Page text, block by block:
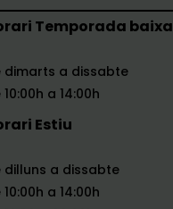
Temporada baixa
dimarts a dissabte
10:00h a 14:00h
Estiu
dilluns a dissabte
10:00h a 14:00h